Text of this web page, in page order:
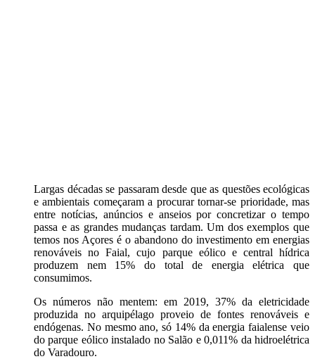
Largas décadas se passaram desde que as questões ecológicas
e ambientais começaram a procurar tornar-se prioridade, mas
entre notícias, anúncios e anseios por concretizar o tempo
passa e as grandes mudanças tardam. Um dos exemplos que
temos nos Açores é o abandono do investimento em energias
renováveis no Faial, cujo parque eólico e central hídrica
produzem nem 15% do total de energia elétrica que
consumimos.
Os números não mentem: em 2019, 37% da eletricidade
produzida no arquipélago proveio de fontes renováveis e
endógenas. No mesmo ano, só 14% da energia faialense veio
do parque eólico instalado no Salão e 0,011% da hidroelétrica
do Varadouro.